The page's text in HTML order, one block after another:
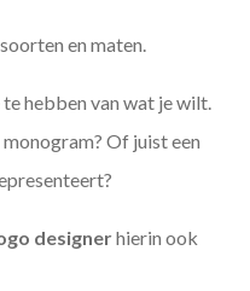
en maten.
hebben van wat je wilt.
Of juist een
designerhierin ook